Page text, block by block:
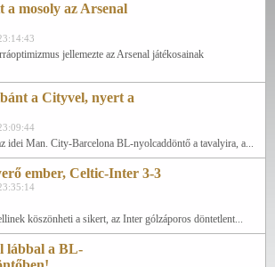
a mosoly az Arsenal
jellemezte az Arsenal játékosainak
a Cityvel, nyert a
idei Man. City-Barcelona BL-nyolcaddöntő a tavalyira, a...
ember, Celtic-Inter 3-3
köszönheti a sikert, az Inter gólzáporos döntetlent...
lábbal a BL-